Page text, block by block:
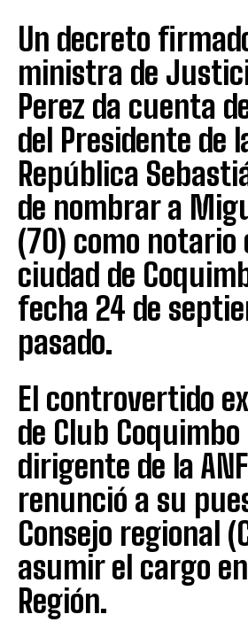
Un decreto
ministra de
Perez da cuenta
del Presidente de
República
de nombrar a
(70) como notario
ciudad de
fecha 24 de
pasado.
El controvertido
de Club Coquimbo
dirigente de la
renunció a su
Consejo regional
asumir el cargo
Región.